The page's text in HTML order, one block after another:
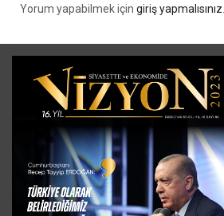
Yorum yapabilmek için giriş yapmalısınız.